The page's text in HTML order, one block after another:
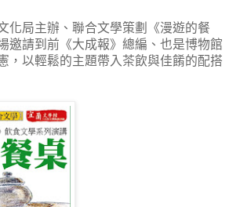
化局主辦、聯合文學策劃《漫遊的餐
邀請到前《大成報》總編、也是博物館
，以輕鬆的主題帶入茶飲與佳餚的配搭